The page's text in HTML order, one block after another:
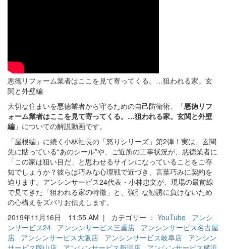
悪徳リフォーム業者はここを見て寄ってくる。…狙われる家。玄
関と外壁編
大切な住まいを悪徳業者から守るための自己防衛術、「悪徳リフ
ォーム業者はここを見て寄ってくる。…狙われる家。玄関と外壁
編 」についての解説動画です。
「屋根編」に続く小林社長の「怒りシリーズ」第2弾！実は、玄関
先に貼っている“あのシール”や、ご近所の工事状況が、悪徳業者に
「この家は狙い目だ」と思わせるサインになっていることをご存
知でしょうか？彼らは巧みな心理戦で近づき、言葉巧みに契約を
迫ります。アンシンサービス24代表・小林忠文が、現場の最前線
で見てきた「狙われる家の特徴」と、強引な勧誘に負けないため
の心構えをズバリお伝えします。
2019年11月16日 11:55 AM | カテゴリー ： YouTube
アンシ
ンサービス24
アンシンサービス三重店
アンシンサービス名古屋
店
アンシンサービス大阪店 アンシンサービス岐阜店
アンシン